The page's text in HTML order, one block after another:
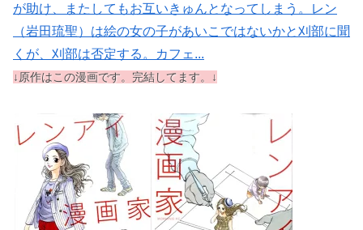
が助け、またしてもお互いきゅんとなってしまう。レン
（岩田琉聖）は絵の女の子があいこではないかと刈部に聞
くが、刈部は否定する。カフェ...
↓原作はこの漫画です。完結してます。↓